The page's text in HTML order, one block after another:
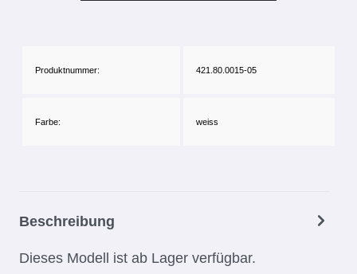
Produktnummer: 421.80.0015-05
Farbe: weiss
Beschreibung
Dieses Modell ist ab Lager verfügbar.